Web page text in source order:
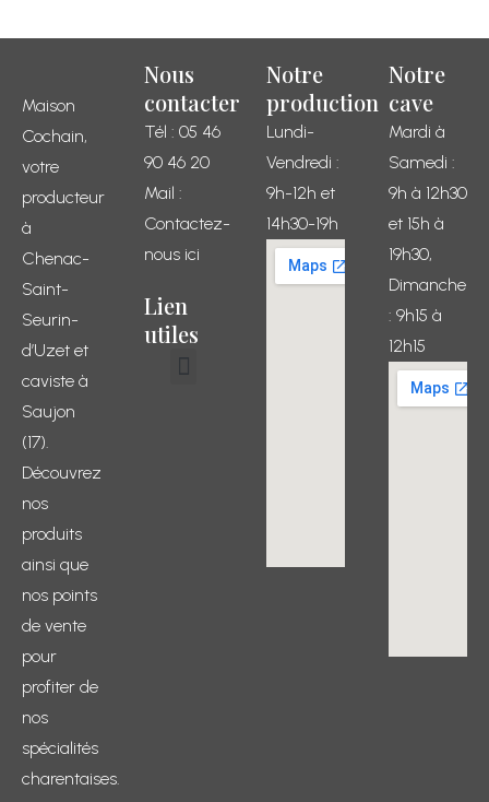
Maison
Cochain,
votre
producteur
à
Chenac-
Saint-
Seurin-
d’Uzet et
caviste à
Saujon
(17).
Découvrez
nos
produits
ainsi que
nos points
de vente
pour
profiter de
nos
spécialités
charentaises.
Nous
contacter
Tél : 05 46
90 46 20
Mail :
Contactez-
nous ici
Lien
utiles
Notre
production
Lundi-
Vendredi :
9h-12h et
14h30-19h
Notre
cave
Mardi à
Samedi :
9h à 12h30
et 15h à
19h30,
Dimanche
: 9h15 à
12h15